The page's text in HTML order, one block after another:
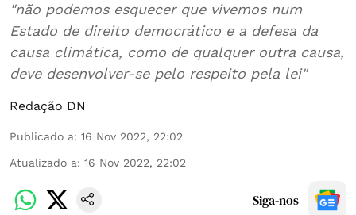
"não podemos esquecer que vivemos num
Estado de direito democrático e a defesa da
causa climática, como de qualquer outra causa,
deve desenvolver-se pelo respeito pela lei"
Redação DN
Publicado a: 16 Nov 2022, 22:02
Atualizado a: 16 Nov 2022, 22:02
Siga-nos